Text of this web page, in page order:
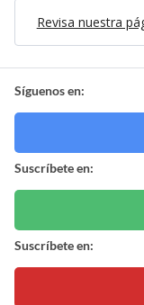
Revisa nuestra
Síguenos en:
Suscríbete en:
Suscríbete en: